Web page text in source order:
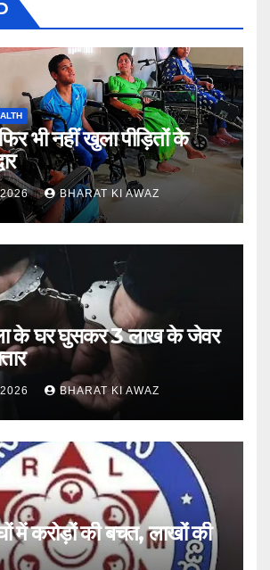
भी नहीं खुला पीड़ितों के
2026 BHARAT KI AWAZ
के घर घुसकर 3 लाख के जेवर
BHARAT KI AWAZ
में करोड़ों की बचत, लाखों की